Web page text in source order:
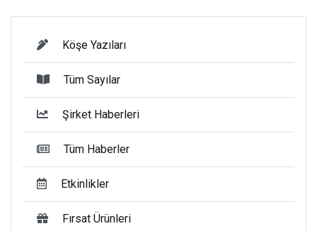
Köşe Yazıları
Tüm Sayılar
Şirket Haberleri
Tüm Haberler
Etkinlikler
Fırsat Ürünleri